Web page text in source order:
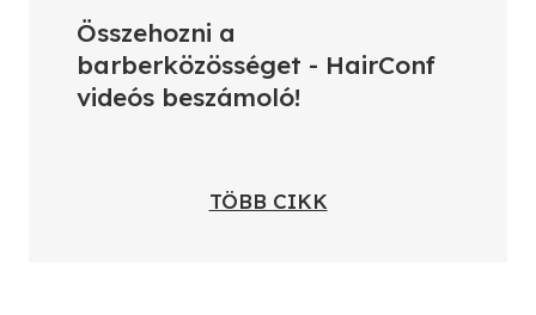
Összehozni a
barberközösséget - HairConf
videós beszámoló!
TÖBB CIKK